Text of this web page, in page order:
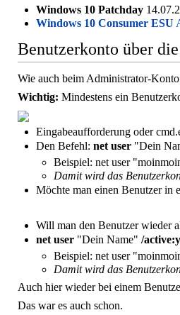
Windows 10 Patchday
Windows 10 Consumer ESU
Benutzerkonto über
Wie auch beim Administrator-
Wichtig: Mindestens ein
Eingabeaufforderung oder
Den Befehl: net user"Dein
Beispiel: net user
Damit wird das
Möchte man einen Benutzer in
Will man den Benutzer wieder
net user"Dein Name" /
Beispiel: net user
Damit wird das
Auch hier wieder bei einem
Das war es auch schon.